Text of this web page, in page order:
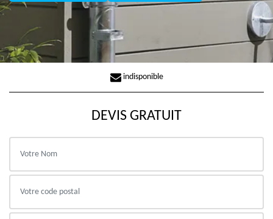
indisponible
DEVIS GRATUIT